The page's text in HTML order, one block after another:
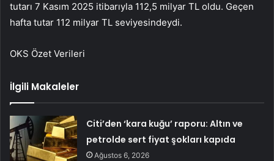
tutarı 7 Kasım 2025 itibarıyla 112,5 milyar TL oldu. Geçen
hafta tutar 112 milyar TL seviyesindeydi.
OKS Özet Verileri
İlgili Makaleler
Citi’den ‘kara kuğu’ raporu: Altın ve
petrolde sert fiyat şokları kapıda
Ağustos 6, 2026